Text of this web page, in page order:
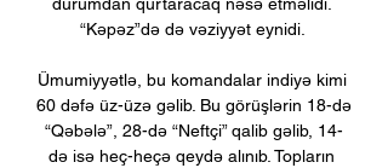
durumdan qurtaracaq nəsə etməlidi.
“Kəpəz”də də vəziyyət eynidi.
Ümumiyyətlə, bu komandalar indiyə kimi
60 dəfə üz-üzə gəlib. Bu görüşlərin 18-də
“Qəbələ”, 28-də “Neftçi” qalib gəlib, 14-
də isə heç-heçə qeydə alınıb. Topların